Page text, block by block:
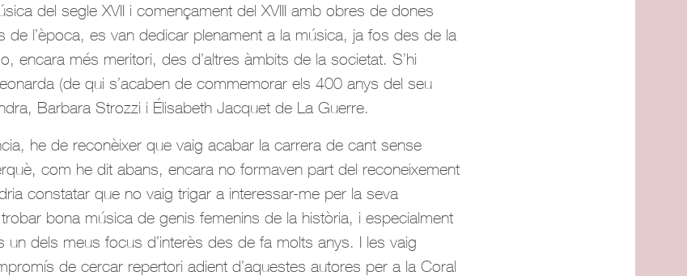
del segle XVII i començament del XVIII amb obres de dones
de l’època, es van dedicar plenament a la música, ja fos des de la
encara més meritori, des d’altres àmbits de la societat. S’hi
(de qui s’acaben de commemorar els 400 anys del seu
Barbara Strozzi i Élisabeth Jacquet de La Guerre.
he de reconèixer que vaig acabar la carrera de cant sense
com he dit abans, encara no formaven part del reconeixement
constatar que no vaig trigar a interessar-me per la seva
bona música de genis femenins de la història, i especialment
un dels meus focus d’interès des de fa molts anys. I les vaig
de cercar repertori adient d’aquestes autores per a la Coral